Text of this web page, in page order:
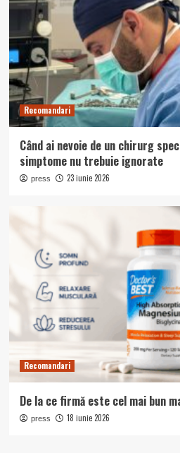
Recomandari
Când ai nevoie de un chirurg
simptome nu trebuie ignorate
press 23 iunie 2026
Recomandari
De la ce firmă este cel mai bun
press 18 iunie 2026